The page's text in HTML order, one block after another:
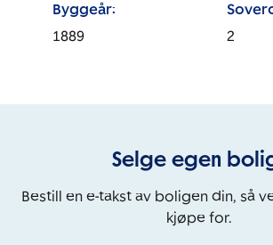
Byggeår:
1889
2
Selge egen
Bestill en e-takst av boligen din, så
kjøpe for.